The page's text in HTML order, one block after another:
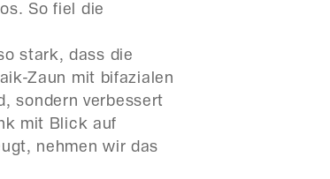
So fiel die
stark, dass die
Zaun mit bifazialen
sondern verbessert
mit Blick auf
nehmen wir das